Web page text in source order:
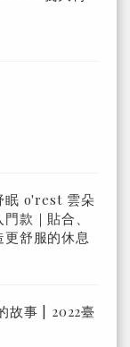
眠 o'rest 雲朵
款｜貼合、
舒服的休息
故事 | 2022臺